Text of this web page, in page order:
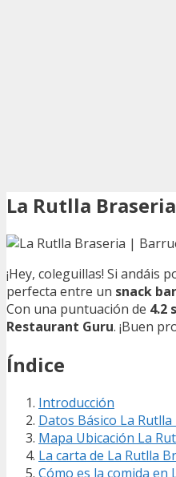
La Rutlla
¡Hey, coleguillas! Si andáis
perfecta entre un snack bar
Con una puntuación de 4.2
Restaurant Guru. ¡Buen
Índice
Introducción
Datos Básico La
Mapa Ubicación La
La carta de La Rutlla
Cómo es la comida